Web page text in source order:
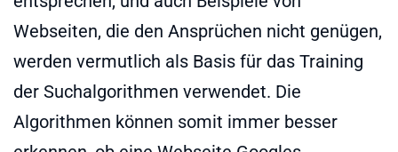
Webseiten, die den Ansprüchen nicht genügen,
werden vermutlich als Basis für das Training
der Suchalgorithmen verwendet. Die
Algorithmen können somit immer besser